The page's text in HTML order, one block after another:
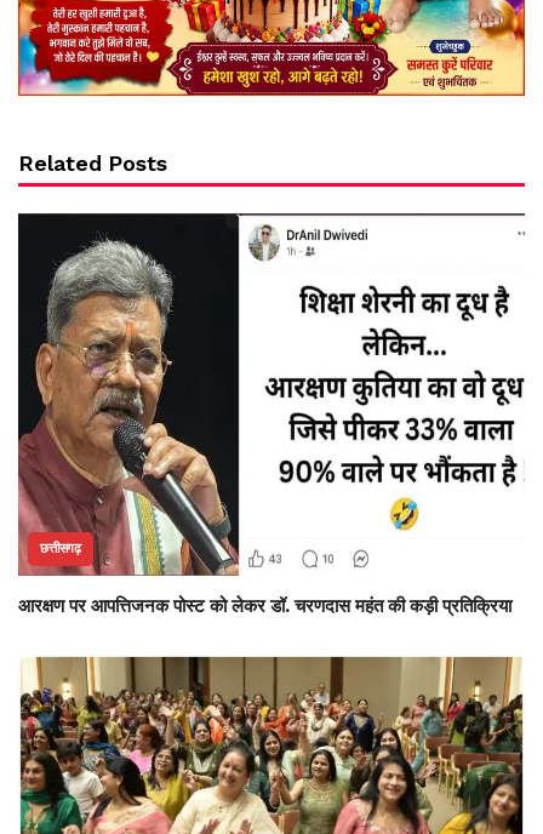
Related Posts
छत्तीसगढ़
आरक्षण पर आपत्तिजनक पोस्ट को लेकर डॉ. चरणदास महंत की कड़ी प्रतिक्रिया